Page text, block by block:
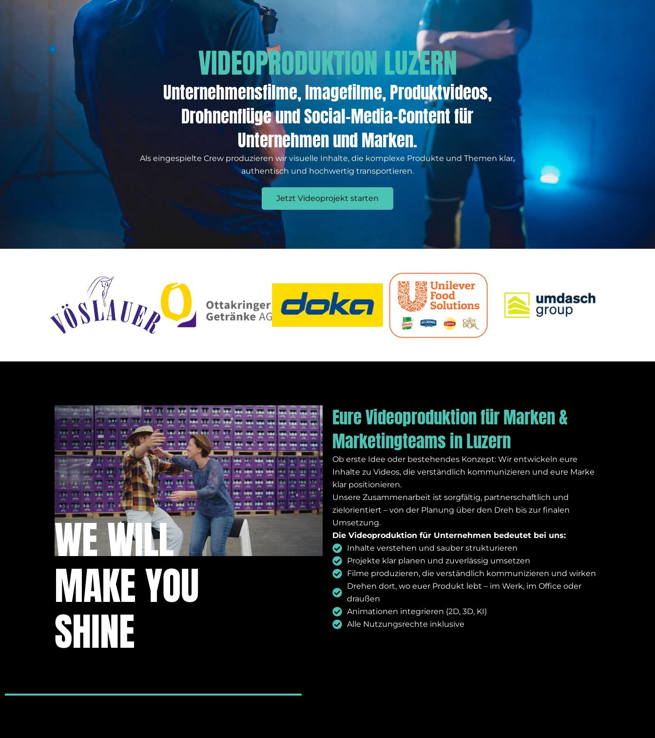
VIDEOPRODUKTION LUZERN
Unternehmensfilme, Imagefilme, Produktvideos,
Drohnenflüge und Social-Media-Content für
Unternehmen und Marken.
Als eingespielte Crew produzieren wir visuelle Inhalte, die komplexe Produkte und Themen klar,
authentisch und hochwertig transportieren.
Jetzt Videoprojekt starten
WE WILL
MAKE YOU
SHINE
Eure Videoproduktion für Marken &
Marketingteams in Luzern
Ob erste Idee oder bestehendes Konzept: Wir entwickeln eure
Inhalte zu Videos, die verständlich kommunizieren und eure Marke
klar positionieren.
Unsere Zusammenarbeit ist sorgfältig, partnerschaftlich und
zielorientiert – von der Planung über den Dreh bis zur finalen
Umsetzung.
Die Videoproduktion für Unternehmen bedeutet bei uns:
Inhalte verstehen und sauber strukturieren
Projekte klar planen und zuverlässig umsetzen
Filme produzieren, die verständlich kommunizieren und wirken
Drehen dort, wo euer Produkt lebt – im Werk, im Office oder
draußen
Animationen integrieren (2D, 3D, KI)
Alle Nutzungsrechte inklusive